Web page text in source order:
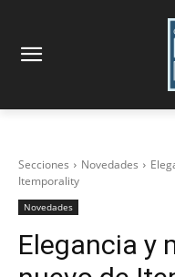
Secciones Novedades
Itemporality
Novedades
Elegancia y